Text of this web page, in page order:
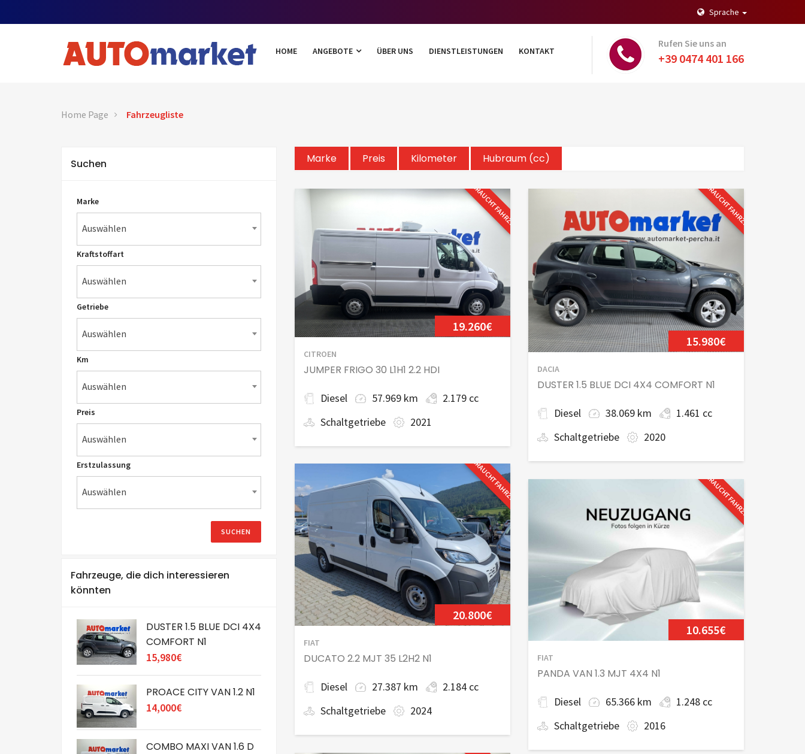
Sprache
HOME ANGEBOTE ÜBER UNS DIENSTLEISTUNGEN KONTAKT
Rufen Sie uns an
+39 0474 401 166
Home Page Fahrzeugliste
Marke Preis Kilometer Hubraum (cc)
GEBRAUCHTFAHRZEUG
19.260€
CITROEN
JUMPER FRIGO 30 L1H1 2.2 HDI
Diesel 57.969 km
2.179 cc
Schaltgetriebe
2021
GEBRAUCHTFAHRZEUG
15.980€
DACIA
DUSTER 1.5 BLUE DCI 4X4 COMFORT N1
Diesel 38.069 km
1.461 cc
Schaltgetriebe
2020
GEBRAUCHTFAHRZEUG
20.800€
FIAT
DUCATO 2.2 MJT 35 L2H2 N1
Diesel 27.387 km
2.184 cc
Schaltgetriebe
2024
GEBRAUCHTFAHRZEUG
10.655€
FIAT
PANDA VAN 1.3 MJT 4X4 N1
Diesel 65.366 km
1.248 cc
Schaltgetriebe
2016
Suchen
Marke
Auswählen
Kraftstoffart
Auswählen
Getriebe
Auswählen
Km
Auswählen
Preis
Auswählen
Erstzulassung
Auswählen
Fahrzeuge, die dich interessieren
könnten
DUSTER 1.5 BLUE DCI 4X4
COMFORT N1
15,980€
PROACE CITY VAN 1.2 N1
14,000€
COMBO MAXI VAN 1.6 D